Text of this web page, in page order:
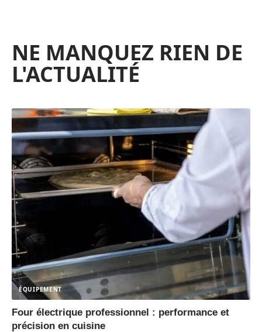
NE MANQUEZ RIEN DE
L'ACTUALITÉ
ÉQUIPEMENT
Four électrique professionnel : performance et
précision en cuisine